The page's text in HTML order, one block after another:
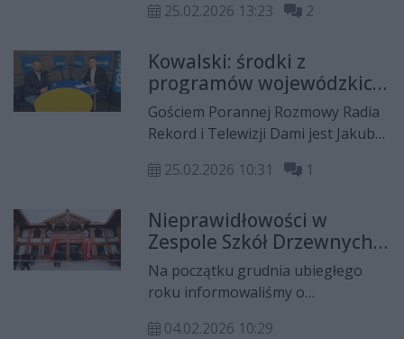
województwa mazowieckiego,
Adamem Struzikiem wybrał nowego
dyrektora Zespołu Szkół
Drzewnych i Leśnych w Garbatce-
Letnisku. Został nim Andrzej
25.02.2026 13:23 2
Kowalski: środki z
programów wojewódzkich
często trafiają do tych,
którzy są przychylni
Gościem Porannej Rozmowy Radia
Rekord i Telewizji Dami jest Jakub
województwa mazowieckiego z
25.02.2026 10:31 1
Nieprawidłowości w
Zespole Szkół Drzewnych
w Garbatce-Letnisku.
Prokuratura wszczęła
Na początku grudnia ubiegłego
roku informowaliśmy o
04.02.2026 10:29